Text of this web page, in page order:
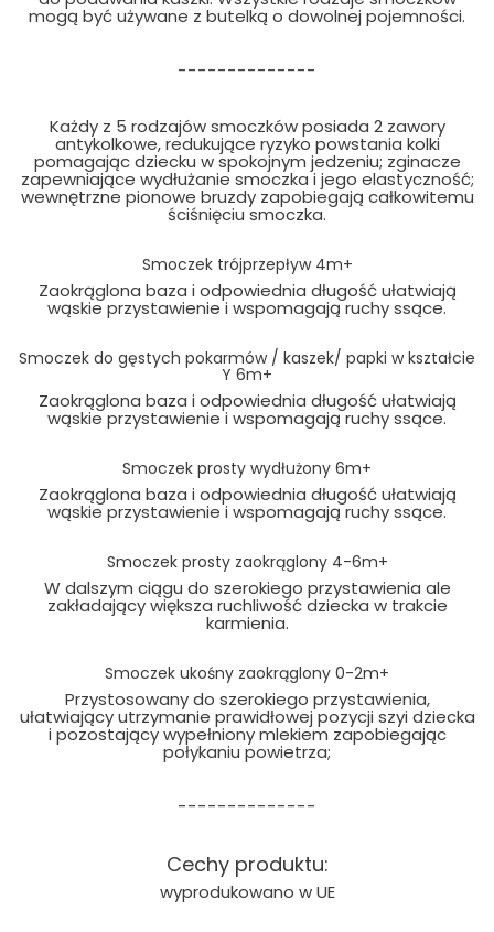
mogą być używane z butelką o dowolnej pojemności.
--------------
Każdy z 5 rodzajów smoczków posiada 2 zawory
antykolkowe, redukujące ryzyko powstania kolki
pomagając dziecku w spokojnym jedzeniu; zginacze
zapewniające wydłużanie smoczka i jego elastyczność;
wewnętrzne pionowe bruzdy zapobiegają całkowitemu
ściśnięciu smoczka.
Smoczek trójprzepływ 4m+
Zaokrąglona baza i odpowiednia długość ułatwiają
wąskie przystawienie i wspomagają ruchy ssące.
Smoczek do gęstych pokarmów / kaszek/ papki w kształcie
Y 6m+
Zaokrąglona baza i odpowiednia długość ułatwiają
wąskie przystawienie i wspomagają ruchy ssące.
Smoczek prosty wydłużony 6m+
Zaokrąglona baza i odpowiednia długość ułatwiają
wąskie przystawienie i wspomagają ruchy ssące.
Smoczek prosty zaokrąglony 4-6m+
W dalszym ciągu do szerokiego przystawienia ale
zakładający większa ruchliwość dziecka w trakcie
karmienia.
Smoczek ukośny zaokrąglony 0-2m+
Przystosowany do szerokiego przystawienia,
ułatwiający utrzymanie prawidłowej pozycji szyi dziecka
i pozostający wypełniony mlekiem zapobiegając
połykaniu powietrza;
--------------
Cechy produktu:
wyprodukowano w UE